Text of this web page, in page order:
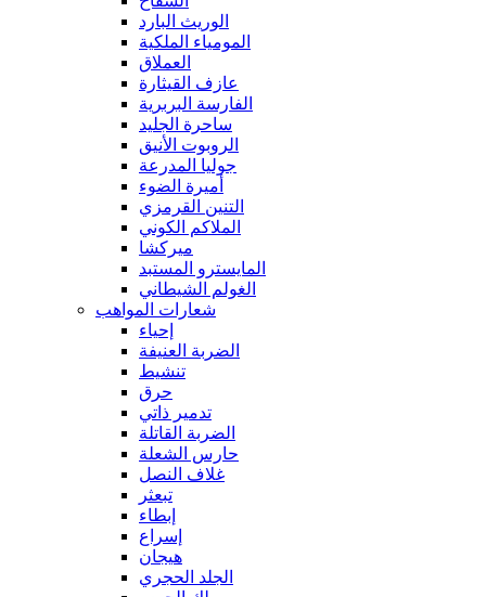
الوريث البارد
المومياء الملكية
العملاق
عازف القيثارة
الفارسة البربرية
ساحرة الجليد
الروبوت الأنيق
جوليا المدرعة
أميرة الضوء
التنين القرمزي
الملاكم الكوني
ميركشا
المايسترو المستبد
الغولم الشيطاني
شعارات المواهب
إحياء
الضربة العنيفة
تنشيط
حرق
تدمير ذاتي
الضربة القاتلة
حارس الشعلة
غلاف النصل
تبعثر
إبطاء
إسراع
هيجان
الجلد الحجري